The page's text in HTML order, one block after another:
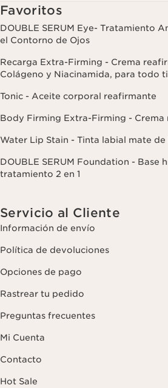
Favoritos
DOUBLE SERUM Eye- Tratamiento
el Contorno de Ojos
Recarga Extra-Firming - Crema
Colágeno y Niacinamida, para todo
Tonic - Aceite corporal reafirmante
Body Firming Extra-Firming -
Water Lip Stain - Tinta labial mate
DOUBLE SERUM Foundation - Base
tratamiento 2 en 1
Servicio al Cliente
Información de envío
Política de devoluciones
Opciones de pago
Rastrear tu pedido
Preguntas frecuentes
Mi Cuenta
Contacto
Hot Sale